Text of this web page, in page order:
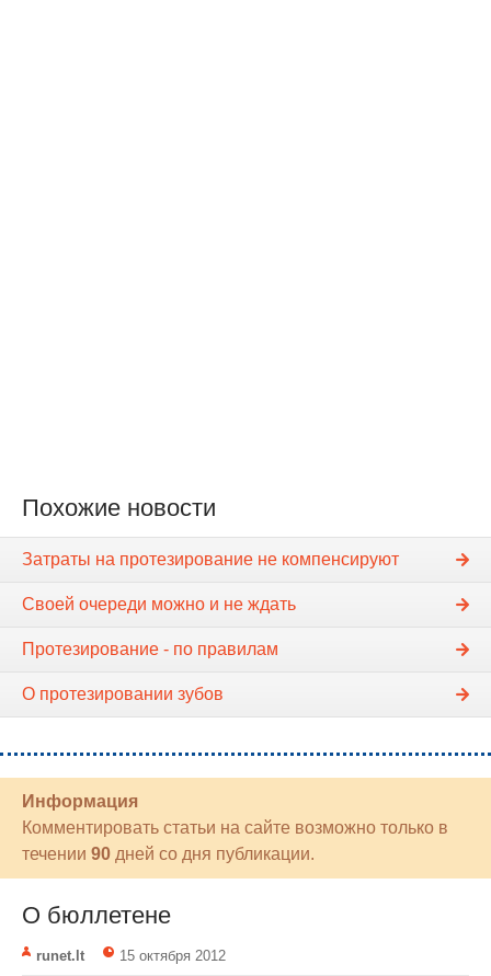
Похожие новости
Затраты на протезирование не компенсируют
Своей очереди можно и не ждать
Протезирование - по правилам
О протезировании зубов
Информация
Комментировать статьи на сайте возможно только в
течении 90 дней со дня публикации.
О бюллетене
runet.lt 15 октября 2012